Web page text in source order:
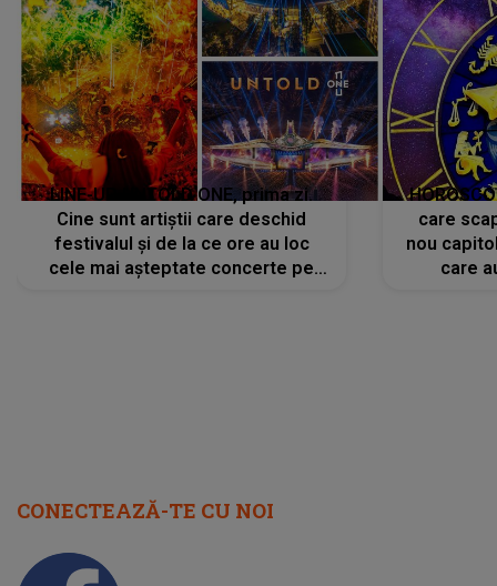
Cine sunt artiștii care deschid
festivalul și de la ce ore au loc
cele mai așteptate concerte pe
scena principală?
care
nou
care